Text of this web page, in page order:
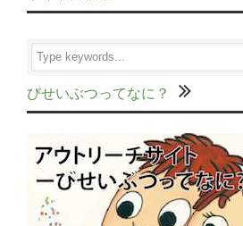
びせいぶつってなに？